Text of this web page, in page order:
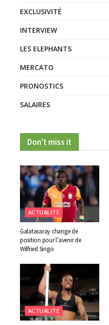
EXCLUSIVITÉ
INTERVIEW
LES ELEPHANTS
MERCATO
PRONOSTICS
SALAIRES
Don't miss it
ACTUALITÉ
Galatasaray change de
position pour l’avenir de
Wilfried Singo
ACTUALITÉ